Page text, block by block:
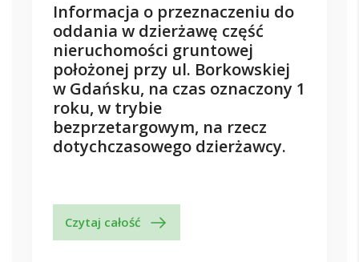
Informacja o przeznaczeniu do
oddania w dzierżawę część
nieruchomości gruntowej
położonej przy ul. Borkowskiej
w Gdańsku, na czas oznaczony 1
roku, w trybie
bezprzetargowym, na rzecz
dotychczasowego dzierżawcy.
Czytaj całość